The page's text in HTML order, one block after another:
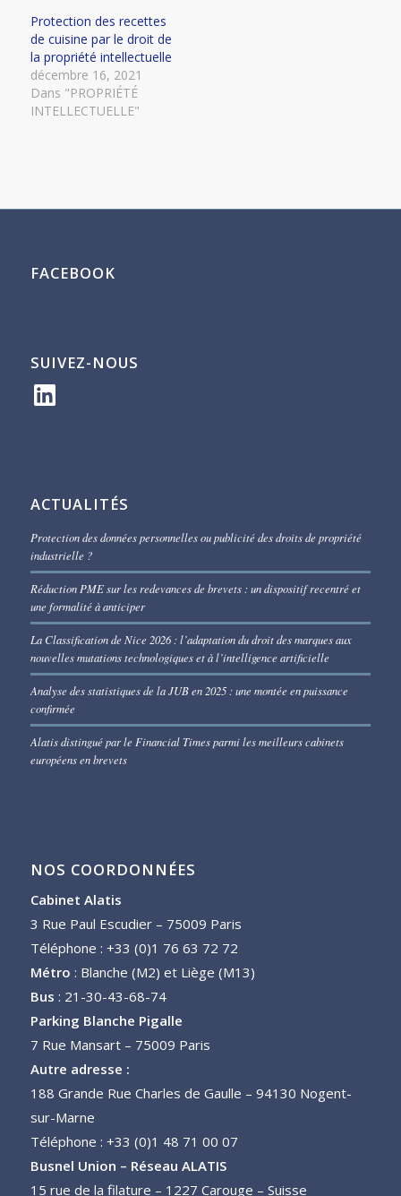
Protection des recettes
de cuisine par le droit de
la propriété intellectuelle
décembre 16, 2021
Dans "PROPRIÉTÉ
INTELLECTUELLE"
FACEBOOK
SUIVEZ-NOUS
LinkedIn
ACTUALITÉS
Protection des données personnelles ou publicité des droits de propriété
industrielle ?
Réduction PME sur les redevances de brevets : un dispositif recentré et
une formalité à anticiper
La Classification de Nice 2026 : l’adaptation du droit des marques aux
nouvelles mutations technologiques et à l’intelligence artificielle
Analyse des statistiques de la JUB en 2025 : une montée en puissance
confirmée
Alatis distingué par le Financial Times parmi les meilleurs cabinets
européens en brevets
NOS COORDONNÉES
Cabinet Alatis
3 Rue Paul Escudier – 75009 Paris
Téléphone : +33 (0)1 76 63 72 72
Métro : Blanche (M2) et Liège (M13)
Bus : 21-30-43-68-74
Parking Blanche Pigalle
7 Rue Mansart – 75009 Paris
Autre adresse :
188 Grande Rue Charles de Gaulle – 94130 Nogent-
sur-Marne
Téléphone : +33 (0)1 48 71 00 07
Busnel Union – Réseau ALATIS
15 rue de la filature – 1227 Carouge – Suisse